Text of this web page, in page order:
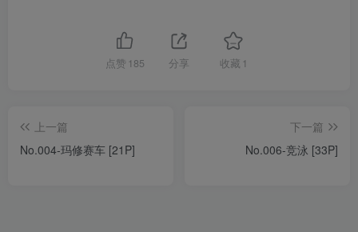
点赞 185 分享 收藏 1
上一篇
No.004-玛修赛车 [21P]
下一篇
No.006-竞泳 [33P]